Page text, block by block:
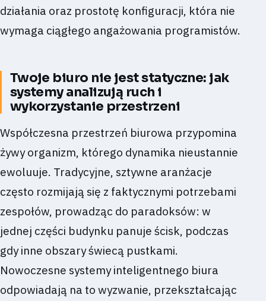
działania oraz prostotę konfiguracji, która nie
wymaga ciągłego angażowania programistów.
Twoje biuro nie jest statyczne: jak
systemy analizują ruch i
wykorzystanie przestrzeni
Współczesna przestrzeń biurowa przypomina
żywy organizm, którego dynamika nieustannie
ewoluuje. Tradycyjne, sztywne aranżacje
często rozmijają się z faktycznymi potrzebami
zespołów, prowadząc do paradoksów: w
jednej części budynku panuje ścisk, podczas
gdy inne obszary świecą pustkami.
Nowoczesne systemy inteligentnego biura
odpowiadają na to wyzwanie, przekształcając